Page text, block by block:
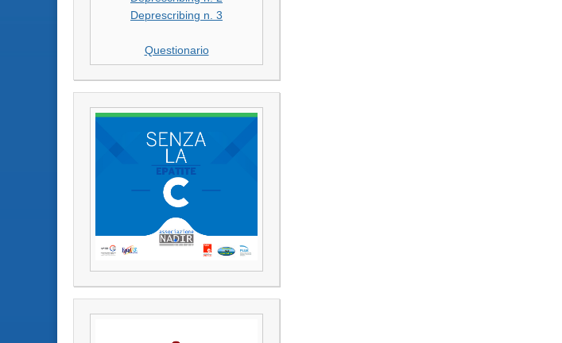
Deprescribing n. 3
Questionario